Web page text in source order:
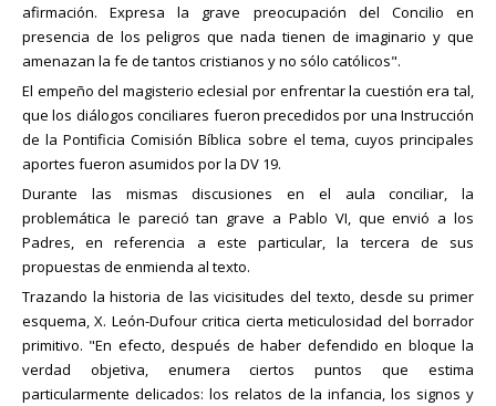
afirmación. Expresa la grave preocupación del Concilio en
presencia de los peligros que nada tienen de imaginario y que
amenazan la fe de tantos cristianos y no sólo católicos".
El empeño del magisterio eclesial por enfrentar la cuestión era tal,
que los diálogos conciliares fueron precedidos por una Instrucción
de la Pontificia Comisión Bíblica sobre el tema, cuyos principales
aportes fueron asumidos por la DV 19.
Durante las mismas discusiones en el aula conciliar, la
problemática le pareció tan grave a Pablo VI, que envió a los
Padres, en referencia a este particular, la tercera de sus
propuestas de enmienda al texto.
Trazando la historia de las vicisitudes del texto, desde su primer
esquema, X. León-Dufour critica cierta meticulosidad del borrador
primitivo. "En efecto, después de haber defendido en bloque la
verdad objetiva, enumera ciertos puntos que estima
particularmente delicados: los relatos de la infancia, los signos y